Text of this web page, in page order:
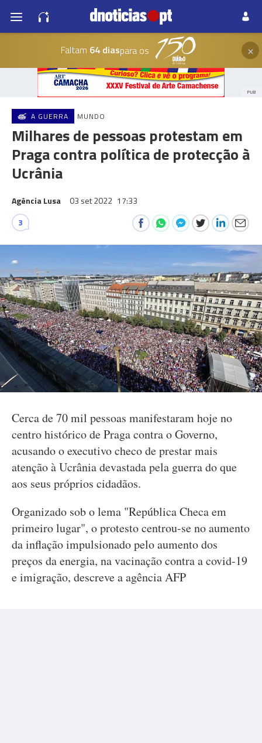
Faltam 64 diaspara os ×
PUB
A GUERRA MUNDO
Milhares de pessoas protestam em
Praga contra política de protecção à
Ucrânia
Agência Lusa 03 set 2022 17:33
3
Cerca de 70 mil pessoas manifestaram hoje no
centro histórico de Praga contra o Governo,
acusando o executivo checo de prestar mais
atenção à Ucrânia devastada pela guerra do que
aos seus próprios cidadãos.
Organizado sob o lema "República Checa em
primeiro lugar", o protesto centrou-se no aumento
da inflação impulsionado pelo aumento dos
preços da energia, na vacinação contra a covid-19
e imigração, descreve a agência AFP